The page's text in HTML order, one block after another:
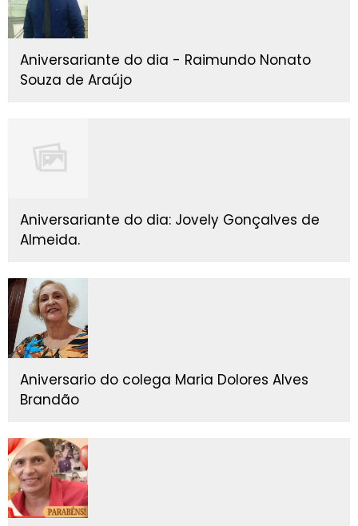
Aniversariante do dia - Raimundo Nonato
Souza de Araújo
Aniversariante do dia: Jovely Gonçalves de
Almeida.
Aniversario do colega Maria Dolores Alves
Brandão